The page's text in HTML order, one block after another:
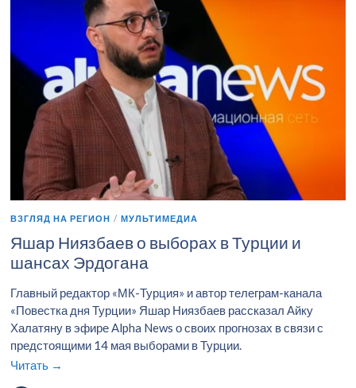
ВЗГЛЯД НА РЕГИОН / МУЛЬТИМЕДИА
Яшар Ниязбаев о выборах в Турции и
шансах Эрдогана
Главный редактор «МК-Турция» и автор телеграм-канала
«Повестка дня Турции» Яшар Ниязбаев рассказал Айку
Халатяну в эфире Alpha News о своих прогнозах в связи с
предстоящими 14 мая выборами в Турции.
Читать →